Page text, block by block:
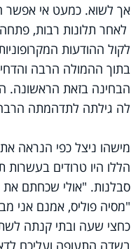
אך לשוא. כמעט אי אפשר
לאחר תלונות רבות,
לקול ההודעות
בתוך ההמולה הרבה
הבחינה בזאת הראשונה.
לה גילתה לתדהמתה הרבה
מישהו ניצל כפי הנראה
הללו היו טרודים
סבלנות. "אולי שכחתם את
"מסיה פוליס, אמנם אני
כחצי שעה ובתי קנתה
בשדה התעופה ועליכם